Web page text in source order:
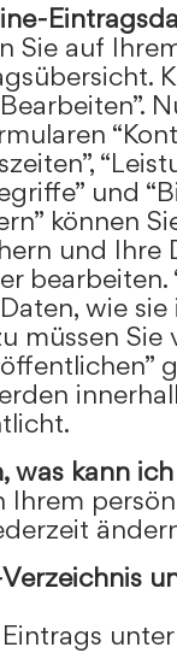
Sie auf
und
können
und Ihre
bearbeiten.
wie
müssen Sie
was kann
Ihrem